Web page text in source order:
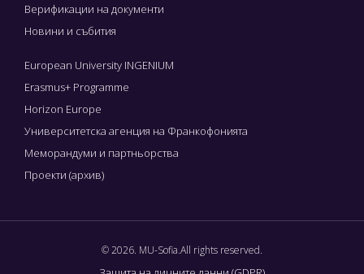
Верификации на документи
Новини и събития
European University INGENIUM
Erasmus+ Programme
Horizon Europe
Университетска агенция на Франкофонията
Меморандуми и партньорства
Проекти (архив)
© 2026. MU-Sofia.All rights reserved.